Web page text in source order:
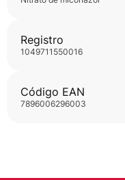
Registro
1049711550016
Código EAN
7896006296003